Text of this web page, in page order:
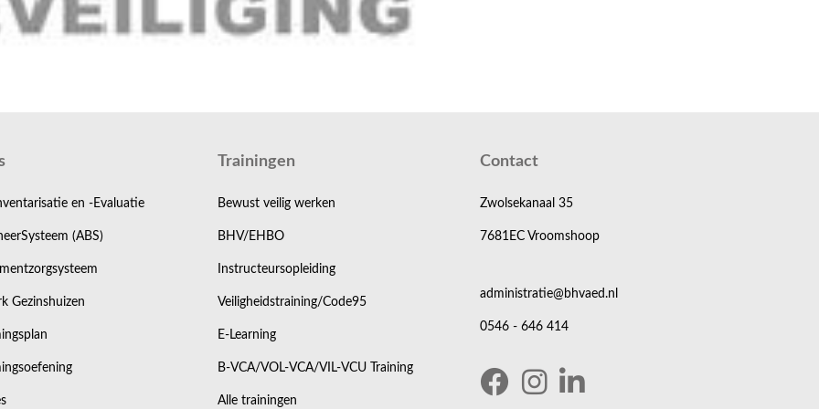
training. Hierbij stemmen wij de inhoud volledig af op de werkzaamheden binnen de organisatie. Maar ook het
en levert deze maximale meerwaarde op voor zowel medewerkers als organisatie.
aangeboden, werken wij niet met vaste trainingsdata. Wil je weten wat de mogelijkheden zijn voor jouw
en -Evaluatie
(ABS)
Gezinshuizen
Trainingen
Bewust veilig werken
BHV/EHBO
Instructeursopleiding
Veiligheidstraining/Code95
E-Learning
B-VCA/VOL-VCA/VIL-VCU Training
Alle trainingen
Contact
Zwolsekanaal 35
7681EC Vroomshoop
administratie@bhvaed.nl
0546 - 646 414